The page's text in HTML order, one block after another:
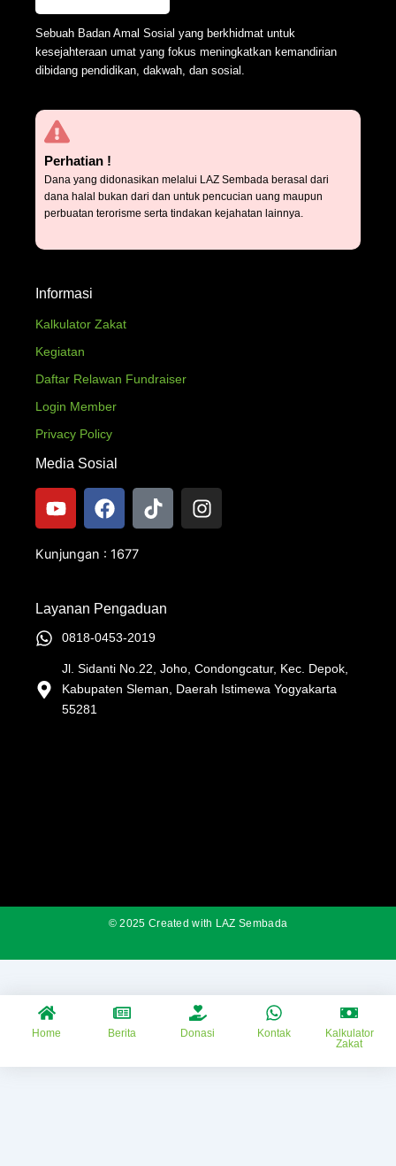
Sebuah Badan Amal Sosial yang berkhidmat untuk
kesejahteraan umat yang fokus meningkatkan kemandirian
dibidang pendidikan, dakwah, dan sosial.
Perhatian !
Dana yang didonasikan melalui LAZ Sembada berasal dari
dana halal bukan dari dan untuk pencucian uang maupun
perbuatan terorisme serta tindakan kejahatan lainnya.
Informasi
Kalkulator Zakat
Kegiatan
Daftar Relawan Fundraiser
Login Member
Privacy Policy
Media Sosial
Y
o
t
e
F
a
e
o
k
T
i
I
n
m
Kunjungan : 1677
Layanan Pengaduan
0818-0453-2019
Jl. Sidanti No.22, Joho, Condongcatur, Kec. Depok,
Kabupaten Sleman, Daerah Istimewa Yogyakarta
55281
© 2025 Created with LAZ Sembada
Home Berita Donasi Kontak
Kalkulator
Zakat